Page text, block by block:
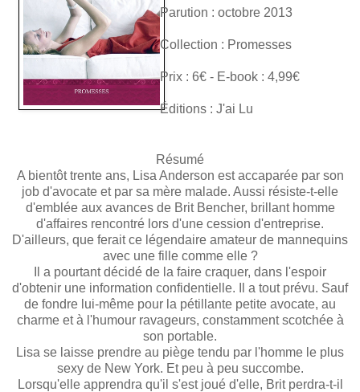
Parution : octobre 2013
Collection : Promesses
Prix : 6€ - E-book : 4,99€
Éditions : J'ai Lu
Résumé
A bientôt trente ans, Lisa Anderson est accaparée par son
job d'avocate et par sa mère malade. Aussi résiste-t-elle
d'emblée aux avances de Brit Bencher, brillant homme
d'affaires rencontré lors d'une cession d'entreprise.
D'ailleurs, que ferait ce légendaire amateur de mannequins
avec une fille comme elle ?
Il a pourtant décidé de la faire craquer, dans l'espoir
d'obtenir une information confidentielle. Il a tout prévu. Sauf
de fondre lui-même pour la pétillante petite avocate, au
charme et à l'humour ravageurs, constamment scotchée à
son portable.
Lisa se laisse prendre au piège tendu par l'homme le plus
sexy de New York. Et peu à peu succombe.
Lorsqu'elle apprendra qu'il s'est joué d'elle, Brit perdra-t-il